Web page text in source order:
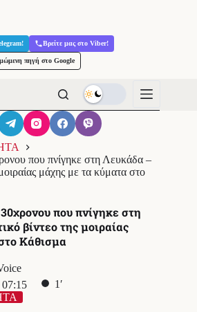
Βρείτε μας στο Viber!
πηγή στο Google
που πνίγηκε στη Λευκάδα –
μάχης με τα κύματα στο
που πνίγηκε στη
βίντεο της μοιραίας
Κάθισμα
1′